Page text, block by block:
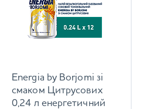
Energia by Borjomi зі
смаком Цитрусових
0,24 л енергетичний